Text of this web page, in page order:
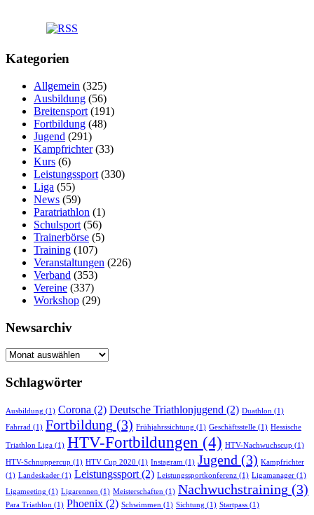
Kategorien
Allgemein (325)
Ausbildung (56)
Breitensport (191)
Fortbildung (48)
Jugend (291)
Kampfrichter(33)
Kurs (6)
Leistungssport (330)
Liga (55)
News (59)
Paratriathlon (1)
Schulsport (56)
Trainerbörse (5)
Training (107)
Veranstaltungen (226)
Verband (353)
Vereine (337)
Workshop (29)
Newsarchiv
Newsarchiv
Schlagwörter
Ausbildung (1) Corona (2) Deutsche Triathlonjugend (2) Duathlon (1)
Fahrrad (1) Fortbildung (3) Frühjahrssichtung (1) Geschäftsstelle (1) Hessische
Triathlon Liga (1) HTV-Fortbildungen (4) HTV-Nachwuchscup (1)
HTV-Schnuppercup (1) HTV Cup 2020 (1) Instagram (1) Jugend (3) Kampfrichter
(1) Landeskader (1) Leistungssport(2) Leistungssportkonferenz (1) Ligamanager (1)
Ligameeting (1) Ligarennen (1) Meisterschaften (1) Nachwuchstraining (3)
Para Triathlon (1) Phoenix (2) Schwimmen (1) Sichtung (1) Startpass (1)